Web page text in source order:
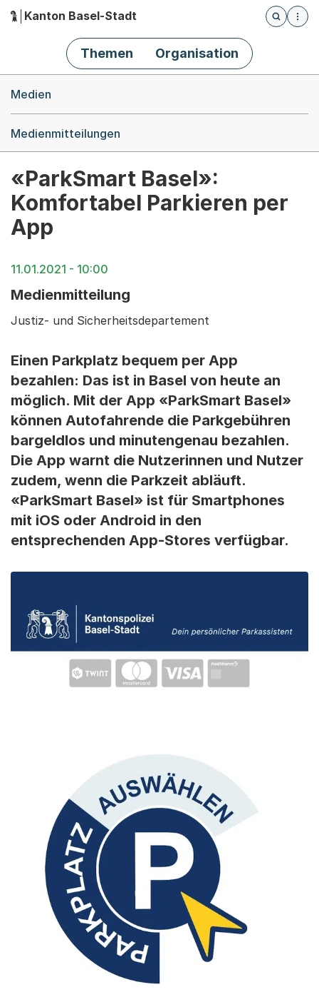
Hauptnavigation
Kanton Basel-Stadt
Öffnet
Themen Organisation
Medien
Medienmitteilungen
«ParkSmart Basel»:
Komfortabel Parkieren per
App
11.01.2021 - 10:00
Medienmitteilung
Justiz- und Sicherheitsdepartement
Einen Parkplatz bequem per App
bezahlen: Das ist in Basel von heute an
möglich. Mit der App «ParkSmart Basel»
können Autofahrende die Parkgebühren
bargeldlos und minutengenau bezahlen.
Die App warnt die Nutzerinnen und Nutzer
zudem, wenn die Parkzeit abläuft.
«ParkSmart Basel» ist für Smartphones
mit iOS oder Android in den
entsprechenden App-Stores verfügbar.